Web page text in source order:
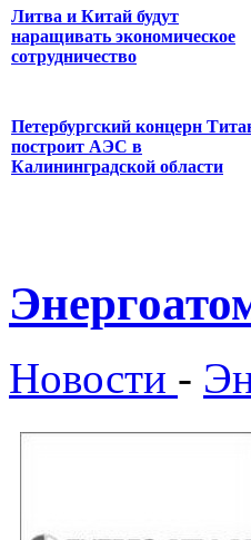
Литва и Китай будут
наращивать экономическое
сотрудничество
Петербургский концерн
построит АЭС в
Калининградской области
Новости -